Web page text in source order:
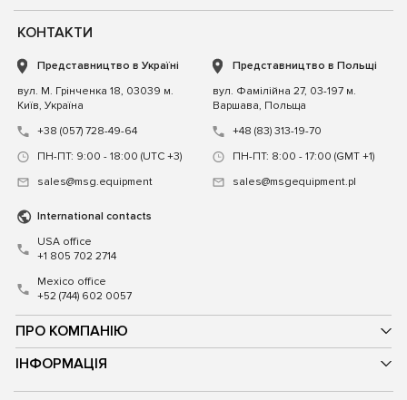
ПРО КОМПАНІЮ
ІНФОРМАЦІЯ
КОНТАКТИ
Представництво в Україні
вул. М. Грінченка 18, 03039 м.
Київ, Україна
+38 (057) 728-49-64
ПН-ПТ: 9:00 - 18:00 (UTC +3)
sales@msg.equipment
Представництво в Польщі
вул. Фамілійна 27, 03-197 м.
Варшава, Польща
+48 (83) 313-19-70
ПН-ПТ: 8:00 - 17:00 (GMT +1)
sales@msgequipment.pl
International contacts
USA office
+1 805 702 2714
Mexico office
+52 (744) 602 0057